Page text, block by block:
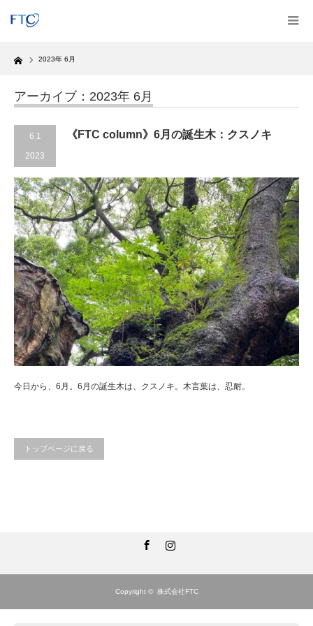
Home 2023年 6月
アーカイブ：2023年 6月
6.1
2023
《FTC column》6月の誕生木：クスノキ
今日から、6月。6月の誕生木は、クスノキ。木言葉は、忍耐。
トップページに戻る
Copyright © 株式会社FTC